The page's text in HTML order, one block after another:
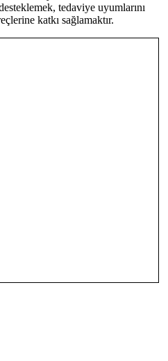
tedaviye uyumlarını
katkı sağlamaktır.